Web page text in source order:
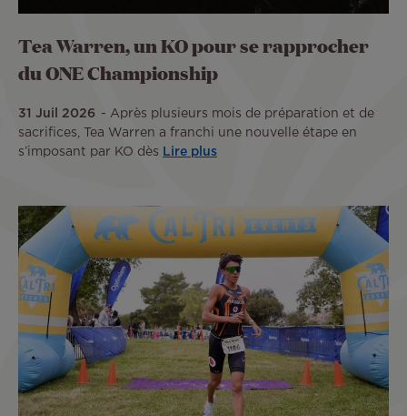
Tea Warren, un KO pour se rapprocher
du ONE Championship
31 Juil 2026
Après plusieurs mois de préparation et de
sacrifices, Tea Warren a franchi une nouvelle étape en
s’imposant par KO dès
Lire plus